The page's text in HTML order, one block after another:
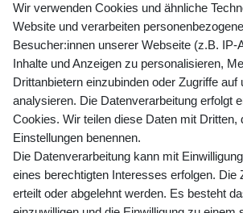
Preisangaben inkl. gesetzl. MwSt. und
Versandkosten
Newsletter Anmeldung -
mehr
Wir verwenden Cookies und ähnliche
Website und verarbeiten
Besucher:innen unserer Webseite (z.B. IP-
Inhalte und Anzeigen zu personalisieren,
Drittanbietern einzubinden oder Zugriffe
analysieren. Die Datenverarbeitung erfolgt
Cookies. Wir teilen diese Daten mit Dritten,
Einstellungen benennen.
Die Datenverarbeitung kann mit
eines berechtigten Interesses erfolgen. Die
erteilt oder abgelehnt werden. Es besteht